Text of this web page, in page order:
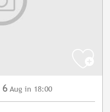
6 Aug in 18:00